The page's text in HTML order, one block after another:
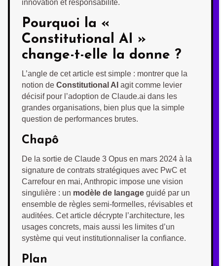
innovation et responsabilité.
Pourquoi la «
Constitutional AI »
change-t-elle la donne ?
L’angle de cet article est simple : montrer que la
notion de Constitutional AI agit comme levier
décisif pour l’adoption de Claude.ai dans les
grandes organisations, bien plus que la simple
question de performances brutes.
Chapô
De la sortie de Claude 3 Opus en mars 2024 à la
signature de contrats stratégiques avec PwC et
Carrefour en mai, Anthropic impose une vision
singulière : un modèle de langage guidé par un
ensemble de règles semi-formelles, révisables et
auditées. Cet article décrypte l’architecture, les
usages concrets, mais aussi les limites d’un
système qui veut institutionnaliser la confiance.
Plan